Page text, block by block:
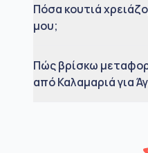
Πόσα κουτιά
μου;
Πώς βρίσκω
από Καλαμαριά για